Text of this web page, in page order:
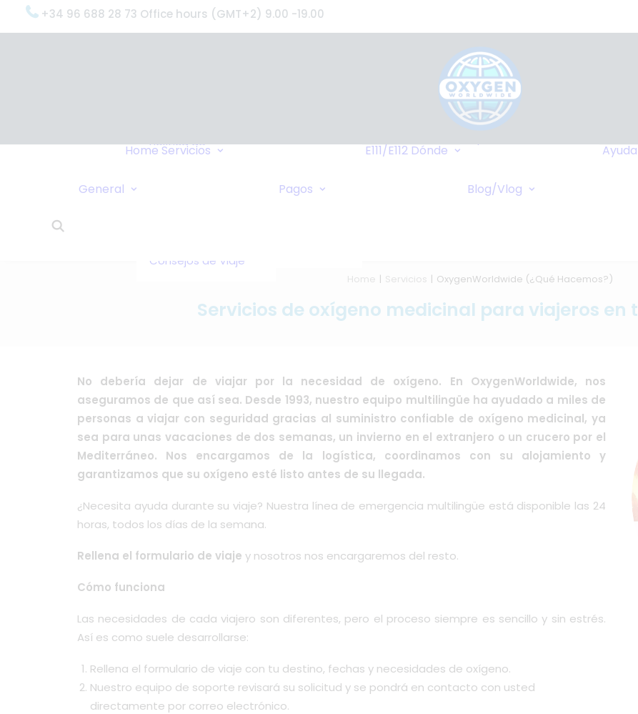
+34 96 688 28 73 Office hours (GMT+2) 9.00 -19.00
HomeServicios
Servicio & Apoyo
¿Qué Dicen Nuestros
E111/E112 Dónde
Llegamos
Frequentes
Cruceros
Ayuda
General
Política de
Consejos de Viaje
Pagos Blog/Vlog
Home Servicios OxygenWorldwide (¿Qué Hacemos?)
Servicios de oxígeno medicinal para viajeros en
No debería dejar de viajar por la necesidad de oxígeno. En OxygenWorldwide, nos
aseguramos de que así sea. Desde 1993, nuestro equipo multilingüe ha ayudado a miles de
personas a viajar con seguridad gracias al suministro confiable de oxígeno medicinal, ya
sea para unas vacaciones de dos semanas, un invierno en el extranjero o un crucero por el
Mediterráneo. Nos encargamos de la logística, coordinamos con su alojamiento y
garantizamos que su oxígeno esté listo antes de su llegada.
¿Necesita ayuda durante su viaje? Nuestra línea de emergencia multilingüe está disponible las 24
horas, todos los días de la semana.
Rellena el formulario de viaje y nosotros nos encargaremos del resto.
Cómo funciona
Las necesidades de cada viajero son diferentes, pero el proceso siempre es sencillo y sin estrés.
Así es como suele desarrollarse:
Rellena el formulario de viaje con tu destino, fechas y necesidades de oxígeno.
Nuestro equipo de soporte revisará su solicitud y se pondrá en contacto con usted
directamente por correo electrónico.